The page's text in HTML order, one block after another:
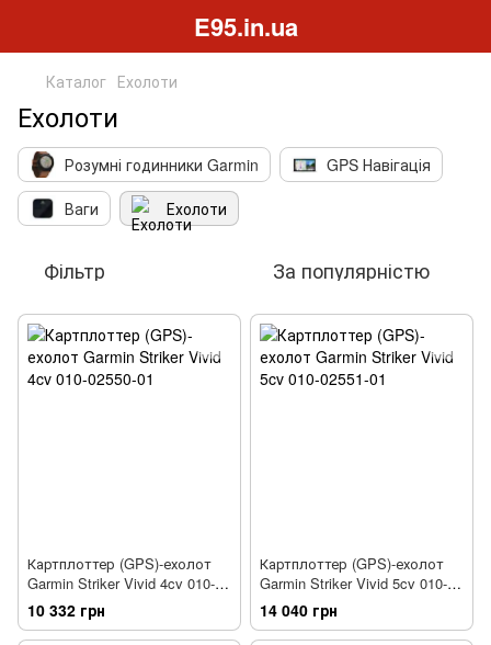
E95.in.ua
Каталог Ехолоти
Ехолоти
Розумні годинники Garmin
GPS Навігація
Ваги
Ехолоти
Фільтр За популярністю
Картплоттер (GPS)-ехолот
Garmin Striker Vivid 4cv 010-
02550-01
10 332 грн
Картплоттер (GPS)-ехолот
Garmin Striker Vivid 5cv 010-
02551-01
14 040 грн